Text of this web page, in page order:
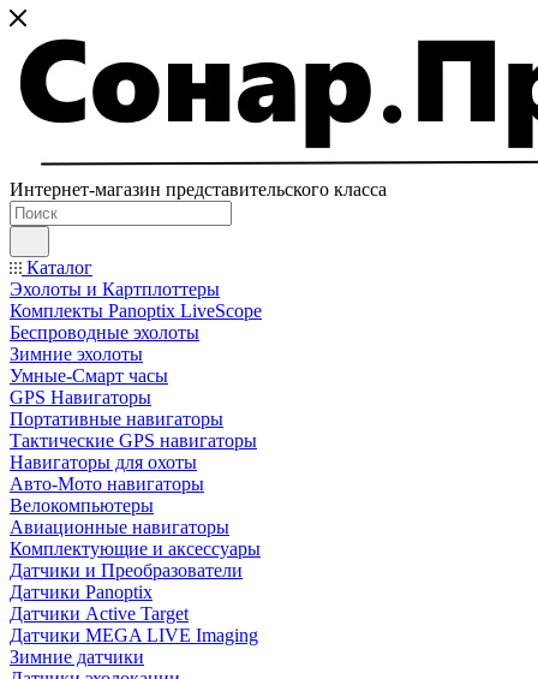
Интернет-магазин представительского класса
Каталог
Эхолоты и Картплоттеры
Комплекты Panoptix LiveScope
Беспроводные эхолоты
Зимние эхолоты
Умные-Смарт часы
GPS Навигаторы
Портативные навигаторы
Тактические GPS навигаторы
Навигаторы для охоты
Авто-Мото навигаторы
Велокомпьютеры
Авиационные навигаторы
Комплектующие и аксессуары
Датчики и Преобразователи
Датчики Panoptix
Датчики Active Target
Датчики MEGA LIVE Imaging
Зимние датчики